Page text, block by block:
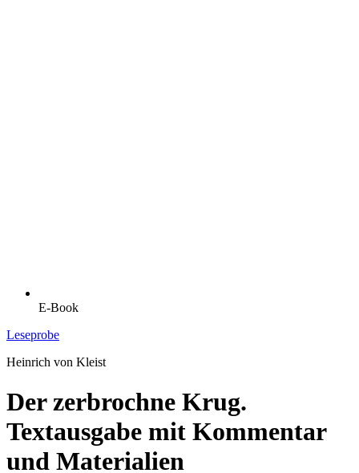
E-Book
Leseprobe
Heinrich von Kleist
Der zerbrochne Krug.
Textausgabe mit Kommentar
und Materialien